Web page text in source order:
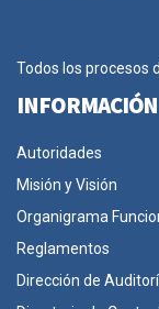
Todos los procesos
INFORMACIÓN
Autoridades
Misión y Visión
Organigrama
Reglamentos
Dirección de